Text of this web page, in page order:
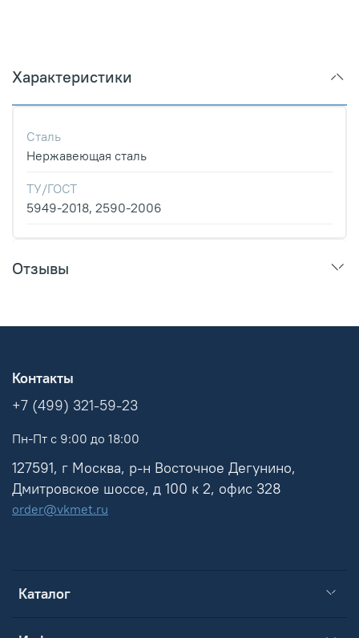
Характеристики
Сталь
Нержавеющая сталь
ТУ/ГОСТ
5949-2018, 2590-2006
Отзывы
Каталог
Контакты
+7 (499) 321-59-23
Пн-Пт с 9:00 до 18:00
127591, г Москва, р-н Восточное Дегунино,
Дмитровское шоссе, д 100 к 2, офис 328
order@vkmet.ru